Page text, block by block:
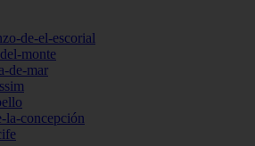
de-el-escorial
monte
de-mar
la-concepción